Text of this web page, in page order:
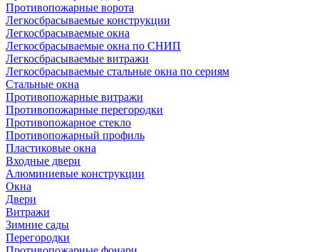
Противопожарные ворота
Легкосбрасываемые конструкции
Легкосбрасываемые окна
Легкосбрасываемые окна по СНИП
Легкосбрасываемые витражи
Легкосбрасываемые стальные окна по сериям
Стальные окна
Противопожарные витражи
Противопожарные перегородки
Противопожарное стекло
Противопожарный профиль
Пластиковые окна
Входные двери
Алюминиевые конструкции
Окна
Двери
Витражи
Зимние сады
Перегородки